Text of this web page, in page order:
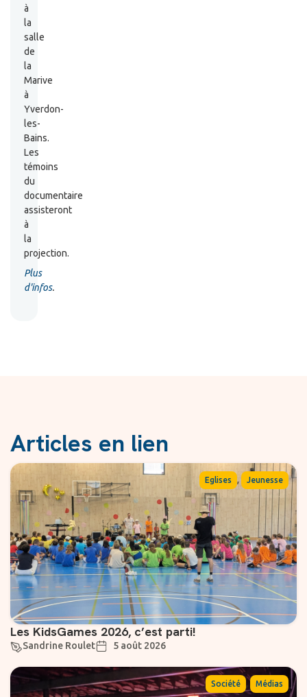
à
la
salle
de
la
Marive
à
Yverdon-
les-
Bains.
Les
témoins
du
documentaire
assisteront
à
la
projection.
Plus
d'infos.
Articles en lien
Eglises , Jeunesse
Les KidsGames 2026, c’est parti!
Sandrine Roulet 5 août 2026
Société , Médias